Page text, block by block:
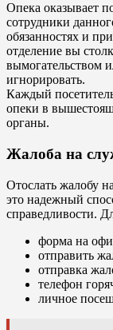
Опека оказывает
сотрудники
обязанностях и
отделение вы
вымогательством
игнорировать.
Каждый
опеки в
органы.
Жалоба на
Отослать жалобу
это надежный
справедливости.
форма на
отправить
отправка
телефон
личное